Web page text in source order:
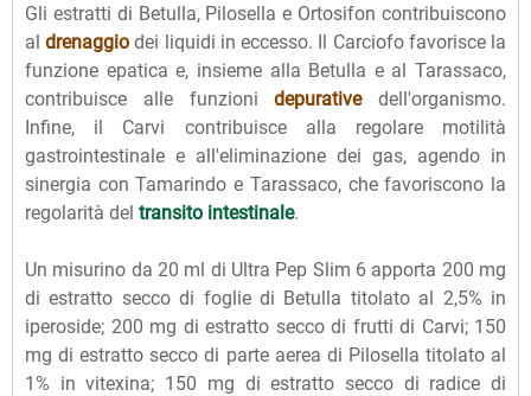
Gli estratti di Betulla, Pilosella e Ortosifon contribuiscono
aldrenaggio dei liquidi in eccesso. Il Carciofo favorisce la
funzione epatica e, insieme alla Betulla e al Tarassaco,
contribuisce alle funzionidepurativedell'organismo.
Infine, il Carvi contribuisce alla regolare motilità
gastrointestinale e all'eliminazione dei gas, agendo in
sinergia con Tamarindo e Tarassaco, che favoriscono la
regolarità del transito intestinale.
Un misurino da 20 ml di Ultra Pep Slim 6 apporta 200 mg
di estratto secco di foglie di Betulla titolato al 2,5% in
iperoside; 200 mg di estratto secco di frutti di Carvi; 150
mg di estratto secco di parte aerea di Pilosella titolato al
1% in vitexina; 150 mg di estratto secco di radice di